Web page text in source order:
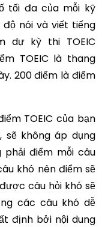
tối đa của mỗi kỹ
nói và viết tiếng
dự kỳ thi TOEIC
TOEIC là thang
200 điểm là điểm
TOEIC của bạn
sẽ không áp dụng
phải điểm mỗi câu
khó nên điểm sẽ
câu hỏi khó sẽ
các câu khó dễ
định bởi nội dung